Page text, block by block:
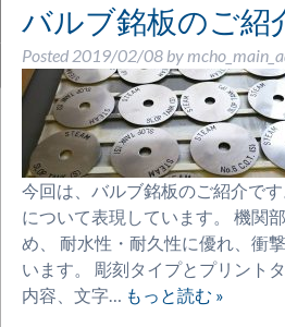
バルブ銘板のご紹
Posted 2019/02/08 by
今回は、バルブ銘板のご紹介で
について表現しています。 機関
め、 耐水性・耐久性に優れ、衝
います。 彫刻タイプとプリント
内容、文字… もっと読む »